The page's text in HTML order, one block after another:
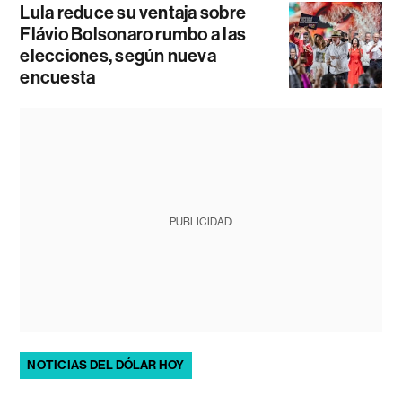
Lula reduce su ventaja sobre
Flávio Bolsonaro rumbo a las
elecciones, según nueva
encuesta
PUBLICIDAD
NOTICIAS DEL DÓLAR HOY